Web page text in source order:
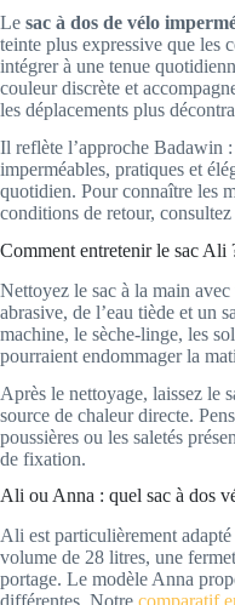
Le sac à dos de vélo
teinte plus expressive que les
intégrer à une tenue
couleur discrète et
les déplacements plus
Il reflète l’approche Badawin
imperméables, pratiques et
quotidien. Pour connaître les
conditions de retour,
Comment entretenir le sac Ali
Nettoyez le sac à la main
abrasive, de l’eau tiède et un
machine, le sèche-linge, les
pourraient endommager la
Après le nettoyage, laissez le
source de chaleur directe.
poussières ou les saletés
de fixation.
Ali ou Anna : quel sac à dos
Ali est particulièrement
volume de 28 litres, une
portage. Le modèle Anna